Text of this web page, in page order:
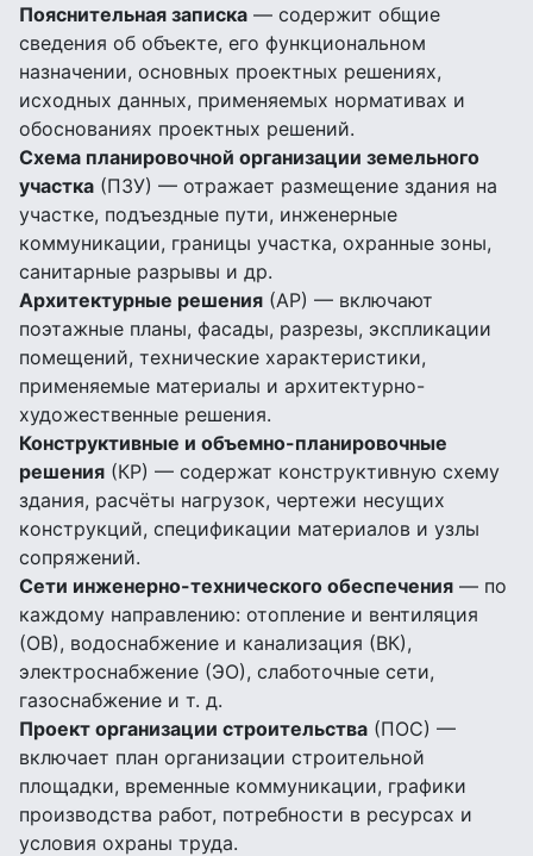
Пояснительная записка — содержит общие
сведения об объекте, его функциональном
назначении, основных проектных решениях,
исходных данных, применяемых нормативах и
обоснованиях проектных решений.
Схема планировочной организации земельного
участка (ПЗУ) — отражает размещение здания на
участке, подъездные пути, инженерные
коммуникации, границы участка, охранные зоны,
санитарные разрывы и др.
Архитектурные решения (АР) — включают
поэтажные планы, фасады, разрезы, экспликации
помещений, технические характеристики,
применяемые материалы и архитектурно-
художественные решения.
Конструктивные и объемно-планировочные
решения (КР) — содержат конструктивную схему
здания, расчёты нагрузок, чертежи несущих
конструкций, спецификации материалов и узлы
сопряжений.
Сети инженерно-технического обеспечения — по
каждому направлению: отопление и вентиляция
(ОВ), водоснабжение и канализация (ВК),
электроснабжение (ЭО), слаботочные сети,
газоснабжение и т. д.
Проект организации строительства (ПОС) —
включает план организации строительной
площадки, временные коммуникации, графики
производства работ, потребности в ресурсах и
условия охраны труда.